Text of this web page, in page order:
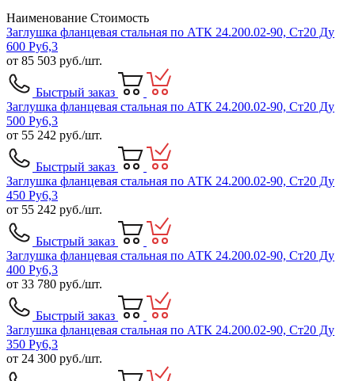
Наименование Стоимость
Заглушка фланцевая стальная по АТК 24.200.02-90, Ст20 Ду
600 Ру6,3
от 85 503 руб./шт.
Быстрый заказ
Заглушка фланцевая стальная по АТК 24.200.02-90, Ст20 Ду
500 Ру6,3
от 55 242 руб./шт.
Быстрый заказ
Заглушка фланцевая стальная по АТК 24.200.02-90, Ст20 Ду
450 Ру6,3
от 55 242 руб./шт.
Быстрый заказ
Заглушка фланцевая стальная по АТК 24.200.02-90, Ст20 Ду
400 Ру6,3
от 33 780 руб./шт.
Быстрый заказ
Заглушка фланцевая стальная по АТК 24.200.02-90, Ст20 Ду
350 Ру6,3
от 24 300 руб./шт.